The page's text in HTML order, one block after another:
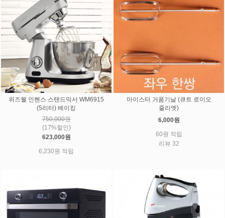
위즈웰 인헨스 스탠드믹서 WM6915
(5리터) 베이킹
750,000원
(17%할인)
623,000원
6,230원 적립
마이스터 거품기날 (큐트 로미오
줄리엣)
6,000원
60원 적립
리뷰 32